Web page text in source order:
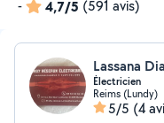
-
4,7/5 (591 avis)
Lassana
Électricien
Reims (Lundy)
5/5 (4